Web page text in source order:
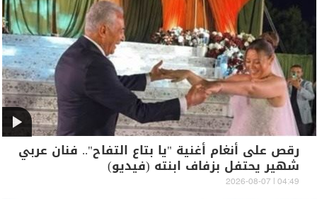
رقص على أنغام أغنية "يا بتاع التفاح".. فنان عربي
شهير يحتفل بزفاف ابنته (فيديو)
04:49 | 2026-08-07